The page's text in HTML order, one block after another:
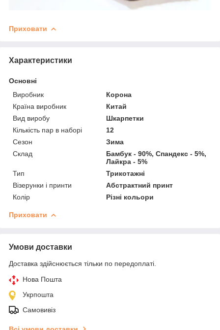
Приховати
Характеристики
Основні
Виробник
Корона
Країна виробник
Китай
Вид виробу
Шкарпетки
Кількість пар в наборі
12
Сезон
Зима
Склад
Бамбук - 90%, Спандекс - 5%,
Лайкра - 5%
Тип
Трикотажні
Візерунки і принти
Абстрактний принт
Колір
Різні кольори
Приховати
Умови доставки
Доставка здійснюється тільки по передоплаті.
Нова Пошта
Укрпошта
Самовивіз